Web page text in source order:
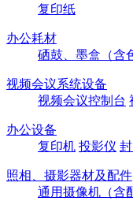
复印纸
办公耗材
硒鼓、墨盒（含
视频会议系统设备
视频会议控制台
办公设备
复印机 投影仪
照相、摄影器材及配件
通用摄像机（含